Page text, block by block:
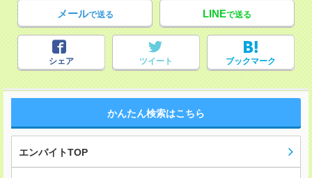
メールで送る LINEで送る
シェア ツイート ブックマーク
かんたん検索はこちら
エンバイトTOP